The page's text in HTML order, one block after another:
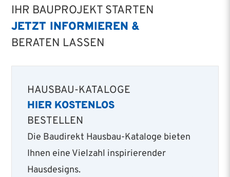
IHR BAUPROJEKT STARTEN
JETZT INFORMIEREN &
BERATEN LASSEN
HAUSBAU-KATALOGE
HIER KOSTENLOS
BESTELLEN
Die Baudirekt Hausbau-Kataloge bieten
Ihnen eine Vielzahl inspirierender
Hausdesigns.